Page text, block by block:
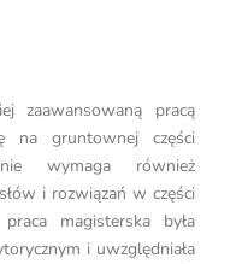
zaawansowaną pracą
na gruntownej części
wymaga również
i rozwiązań w części
magisterska była
i uwzględniała